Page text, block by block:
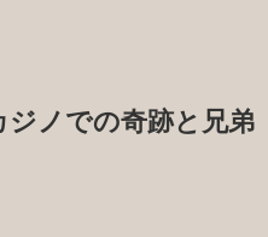
ノでの奇跡と兄弟